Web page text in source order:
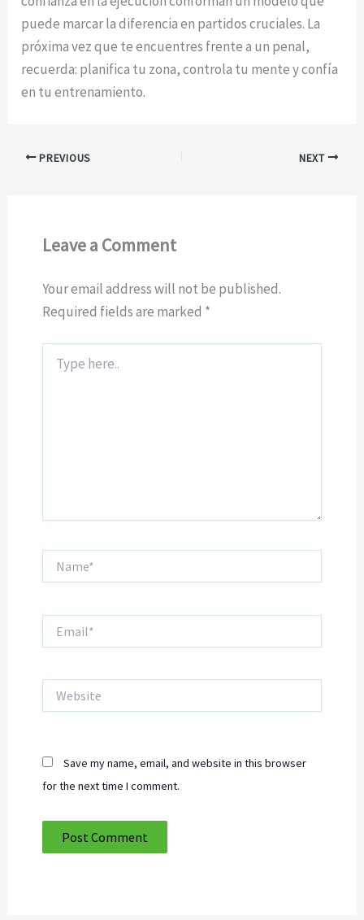
puede marcar la diferencia en partidos cruciales. La
próxima vez que te encuentres frente a un penal,
recuerda: planifica tu zona, controla tu mente y confía
en tu entrenamiento.
PREVIOUS NEXT
Leave a Comment
Your email address will not be published.
Required fields are marked *
here..
Save my name, email, and website in this browser
for the next time I comment.